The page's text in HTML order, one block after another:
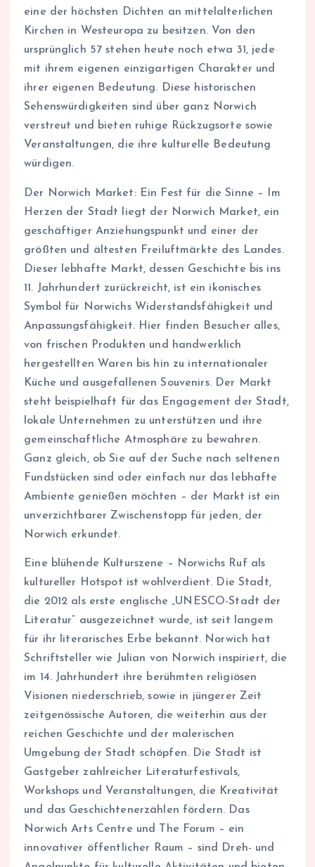
eine der höchsten Dichten an mittelalterlichen
Kirchen in Westeuropa zu besitzen. Von den
ursprünglich 57 stehen heute noch etwa 31, jede
mit ihrem eigenen einzigartigen Charakter und
ihrer eigenen Bedeutung. Diese historischen
Sehenswürdigkeiten sind über ganz Norwich
verstreut und bieten ruhige Rückzugsorte sowie
Veranstaltungen, die ihre kulturelle Bedeutung
würdigen.
Der Norwich Market: Ein Fest für die Sinne – Im
Herzen der Stadt liegt der Norwich Market, ein
geschäftiger Anziehungspunkt und einer der
größten und ältesten Freiluftmärkte des Landes.
Dieser lebhafte Markt, dessen Geschichte bis ins
11. Jahrhundert zurückreicht, ist ein ikonisches
Symbol für Norwichs Widerstandsfähigkeit und
Anpassungsfähigkeit. Hier finden Besucher alles,
von frischen Produkten und handwerklich
hergestellten Waren bis hin zu internationaler
Küche und ausgefallenen Souvenirs. Der Markt
steht beispielhaft für das Engagement der Stadt,
lokale Unternehmen zu unterstützen und ihre
gemeinschaftliche Atmosphäre zu bewahren.
Ganz gleich, ob Sie auf der Suche nach seltenen
Fundstücken sind oder einfach nur das lebhafte
Ambiente genießen möchten – der Markt ist ein
unverzichtbarer Zwischenstopp für jeden, der
Norwich erkundet.
Eine blühende Kulturszene – Norwichs Ruf als
kultureller Hotspot ist wohlverdient. Die Stadt,
die 2012 als erste englische „UNESCO-Stadt der
Literatur“ ausgezeichnet wurde, ist seit langem
für ihr literarisches Erbe bekannt. Norwich hat
Schriftsteller wie Julian von Norwich inspiriert, die
im 14. Jahrhundert ihre berühmten religiösen
Visionen niederschrieb, sowie in jüngerer Zeit
zeitgenössische Autoren, die weiterhin aus der
reichen Geschichte und der malerischen
Umgebung der Stadt schöpfen. Die Stadt ist
Gastgeber zahlreicher Literaturfestivals,
Workshops und Veranstaltungen, die Kreativität
und das Geschichtenerzählen fördern. Das
Norwich Arts Centre und The Forum – ein
innovativer öffentlicher Raum – sind Dreh- und